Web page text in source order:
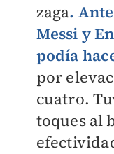
zaga.
Messi y
podía
por
cuatro.
toques al